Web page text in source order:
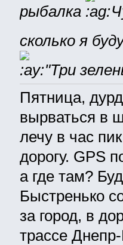
рыбалка
сколько я
"Три
Пятница,
вырваться в
лечу в час
дорогу. GPS
а где там?
Быстренько
за город, в
трассе